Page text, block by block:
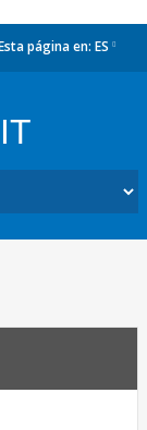
página en: ES